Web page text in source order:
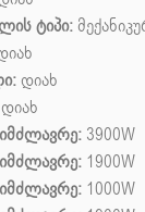
ტიპი:
დიახ
დიახ
3900W
1900W
1000W